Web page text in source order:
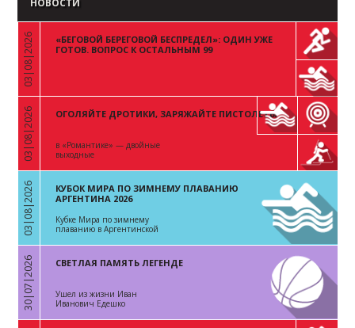
НОВОСТИ
«
03|08|2026
«БЕГОВОЙ БЕРЕГОВОЙ БЕСПРЕДЕЛ»: ОДИН УЖЕ
ГОТОВ. ВОПРОС К ОСТАЛЬНЫМ 99
«
03|08|2026 ОГОЛЯЙТЕ ДРОТИКИ, ЗАРЯЖАЙТЕ ПИСТОЛЕТЫ
в «Романтике» — двойные
выходные
«
03|08|2026
КУБОК МИРА ПО ЗИМНЕМУ ПЛАВАНИЮ
АРГЕНТИНА 2026
Кубке Мира по зимнему
плаванию в Аргентинской
«
30|07|2026 СВЕТЛАЯ ПАМЯТЬ ЛЕГЕНДЕ
Ушел из жизни Иван
Иванович Едешко